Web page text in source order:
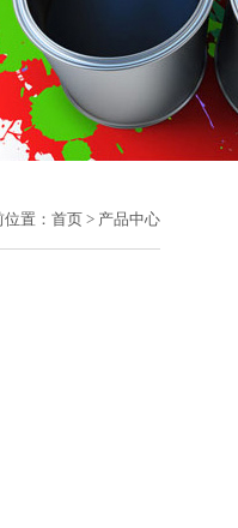
置： 首页 > 产品中心